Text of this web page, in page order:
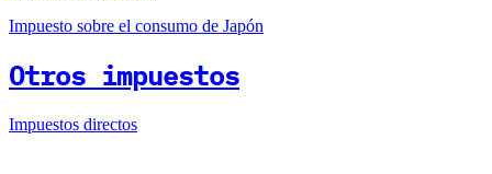
Impuesto sobre el consumo de Japón
Otros impuestos
Impuestos directos